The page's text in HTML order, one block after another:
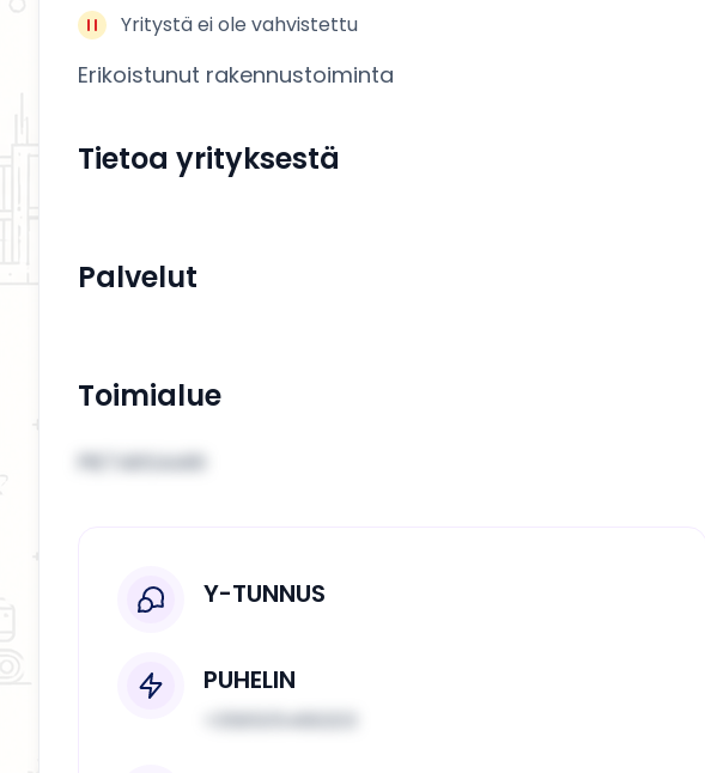
Yritystä ei ole vahvistettu
Erikoistunut rakennustoiminta
Tietoa yrityksestä
Palvelut
Toimialue
PIETARSAARI
Y-TUNNUS
PUHELIN